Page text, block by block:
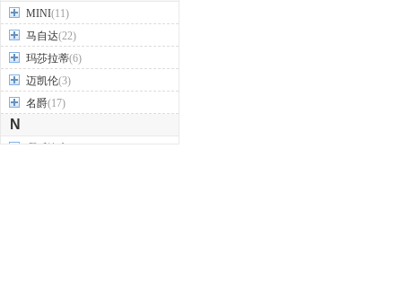
MINI(11)
马自达(22)
玛莎拉蒂(6)
迈凯伦(3)
名爵(17)
N